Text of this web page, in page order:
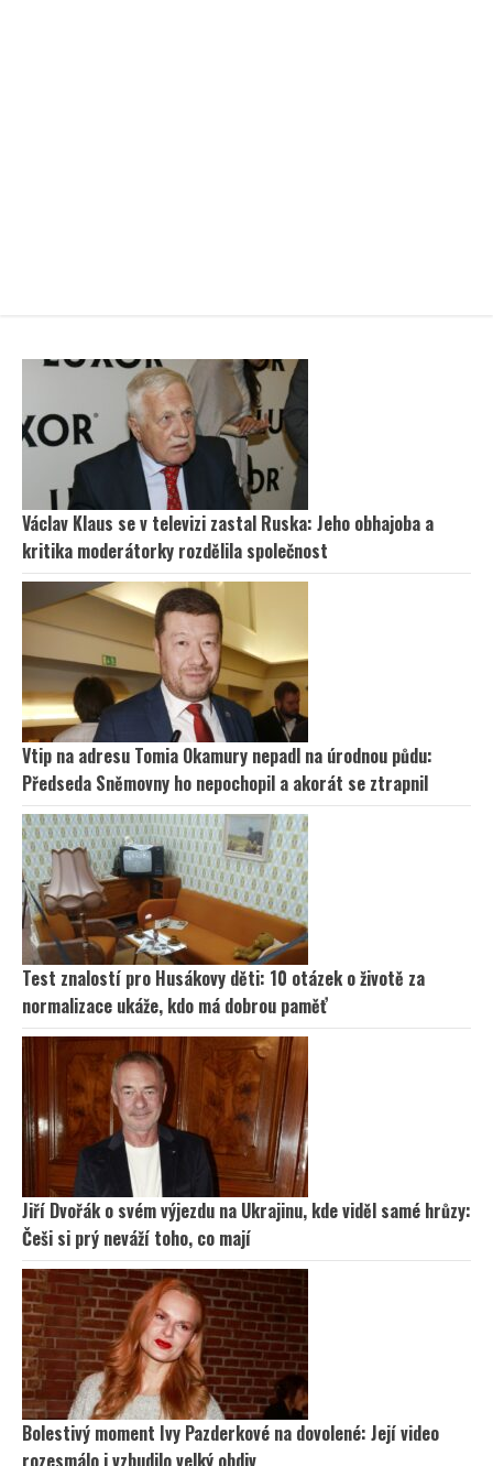
Václav Klaus se v televizi zastal Ruska: Jeho obhajoba a
kritika moderátorky rozdělila společnost
Vtip na adresu Tomia Okamury nepadl na úrodnou půdu:
Předseda Sněmovny ho nepochopil a akorát se ztrapnil
Test znalostí pro Husákovy děti: 10 otázek o životě za
normalizace ukáže, kdo má dobrou paměť
Jiří Dvořák o svém výjezdu na Ukrajinu, kde viděl samé hrůzy:
Češi si prý neváží toho, co mají
Bolestivý moment Ivy Pazderkové na dovolené: Její video